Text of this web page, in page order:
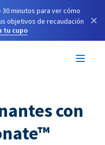
30 minutos para ver cómo
objetivos de recaudación
tu cupo
×
con